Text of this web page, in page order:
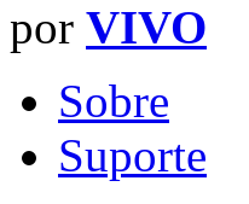
por VIVO
Sobre
Suporte